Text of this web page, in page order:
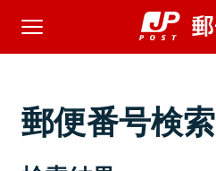
郵便番号検索